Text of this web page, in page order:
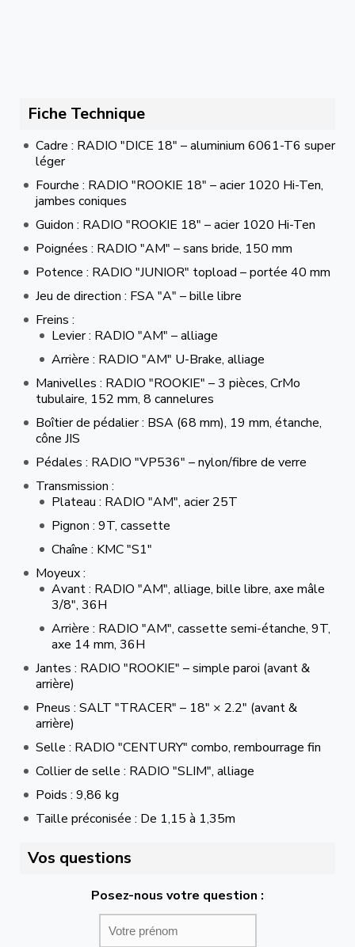
Fiche Technique
Cadre : RADIO "DICE 18" – aluminium 6061-T6 super
léger
Fourche : RADIO "ROOKIE 18" – acier 1020 Hi-Ten,
jambes coniques
Guidon : RADIO "ROOKIE 18" – acier 1020 Hi-Ten
Poignées : RADIO "AM" – sans bride, 150 mm
Potence : RADIO "JUNIOR" topload – portée 40 mm
Jeu de direction : FSA "A" – bille libre
Freins :
Levier : RADIO "AM" – alliage
Arrière : RADIO "AM" U-Brake, alliage
Manivelles : RADIO "ROOKIE" – 3 pièces, CrMo
tubulaire, 152 mm, 8 cannelures
Boîtier de pédalier : BSA (68 mm), 19 mm, étanche,
cône JIS
Pédales : RADIO "VP536" – nylon/fibre de verre
Transmission :
Plateau : RADIO "AM", acier 25T
Pignon : 9T, cassette
Chaîne : KMC "S1"
Moyeux :
Avant : RADIO "AM", alliage, bille libre, axe mâle
3/8", 36H
Arrière : RADIO "AM", cassette semi-étanche, 9T,
axe 14 mm, 36H
Jantes : RADIO "ROOKIE" – simple paroi (avant &
arrière)
Pneus : SALT "TRACER" – 18" × 2.2" (avant &
arrière)
Selle : RADIO "CENTURY" combo, rembourrage fin
Collier de selle : RADIO "SLIM", alliage
Poids : 9,86 kg
Taille préconisée : De 1,15 à 1,35m
Vos questions
Posez-nous votre question :